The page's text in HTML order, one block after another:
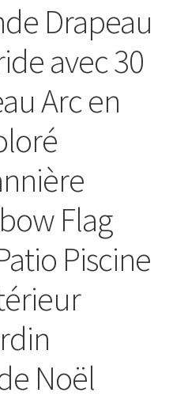
Drapeau
avec 30
Arc en
Flag
Piscine
Noël